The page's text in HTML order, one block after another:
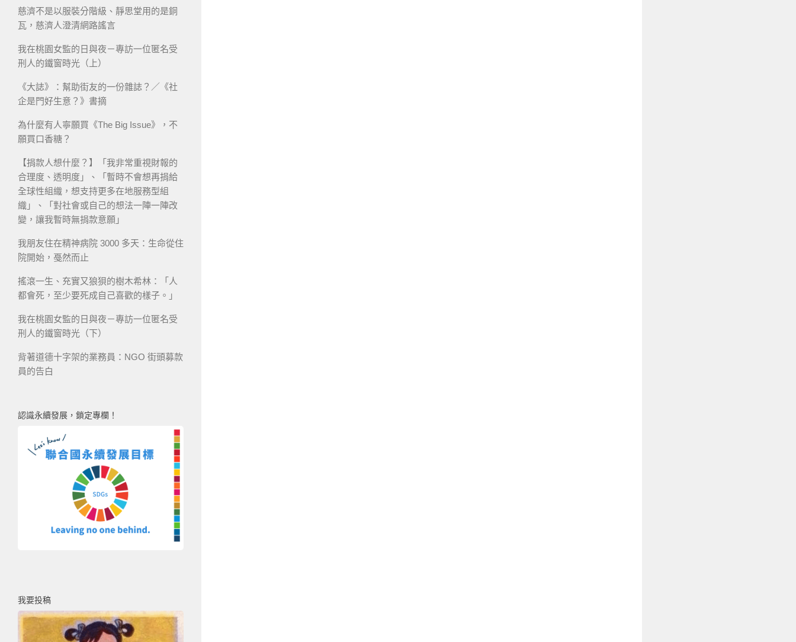
慈濟不是以服裝分階級、靜思堂用的是銅
瓦，慈濟人澄清網路謠言
我在桃園女監的日與夜－專訪一位匿名受
刑人的鐵窗時光（上）
《大誌》：幫助街友的一份雜誌？／《社
企是門好生意？》書摘
為什麼有人寧願買《The Big Issue》，不
願買口香糖？
【捐款人想什麼？】「我非常重視財報的
合理度、透明度」、「暫時不會想再捐給
全球性組織，想支持更多在地服務型組
織」、「對社會或自己的想法一陣一陣改
變，讓我暫時無捐款意願」
我朋友住在精神病院 3000 多天：生命從住
院開始，戞然而止
搖滾一生、充實又狼狽的樹木希林：「人
都會死，至少要死成自己喜歡的樣子。」
我在桃園女監的日與夜－專訪一位匿名受
刑人的鐵窗時光（下）
背著道德十字架的業務員：NGO 街頭募款
員的告白
認識永續發展，鎖定專欄！
我要投稿